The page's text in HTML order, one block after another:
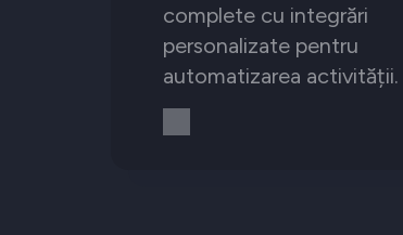
complete cu integrări
personalizate pentru
automatizarea activității.